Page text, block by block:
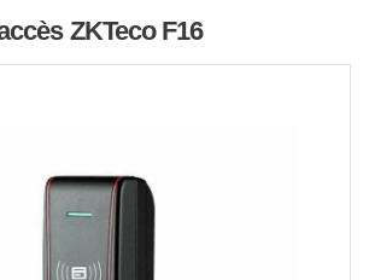
ZKTeco F16